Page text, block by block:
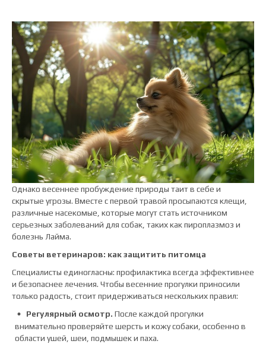
Однако весеннее пробуждение природы таит в себе и
скрытые угрозы. Вместе с первой травой просыпаются клещи,
различные насекомые, которые могут стать источником
серьезных заболеваний для собак, таких как пироплазмоз и
болезнь Лайма.
Советы ветеринаров: как защитить питомца
Специалисты единогласны: профилактика всегда эффективнее
и безопаснее лечения. Чтобы весенние прогулки приносили
только радость, стоит придерживаться нескольких правил:
Регулярный осмотр. После каждой прогулки
внимательно проверяйте шерсть и кожу собаки, особенно в
области ушей, шеи, подмышек и паха.